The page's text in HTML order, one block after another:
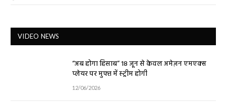
VIDEO NEWS
“अब होगा हिसाब” 18 जून से केवल अमेज़न एमएक्स
प्लेयर पर मुफ्त में स्ट्रीम होगी
12/06/2026